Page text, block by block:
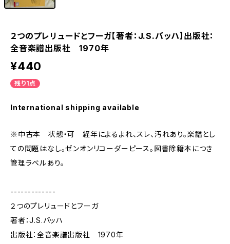
２つのプレリュードとフーガ【著者：J.S.バッハ】出版社：
全音楽譜出版社 1970年
¥440
残り1点
International shipping available
※中古本 状態・可 経年によるよれ、スレ、汚れあり。楽譜とし
ての問題はなし。ゼンオンリコーダーピース。図書除籍本につき
管理ラベルあり。
-------------
２つのプレリュードとフーガ
著者：J.S.バッハ
出版社：全音楽譜出版社 1970年